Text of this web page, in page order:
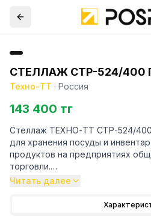
СТЕЛЛАЖ СТР-524/400
Техно-ТТ · Россия
143 400 тг
Стеллаж ТЕХНО-ТТ СТР-524/
для хранения посуды и
продуктов на предприятиях
торговли.
Читать далее